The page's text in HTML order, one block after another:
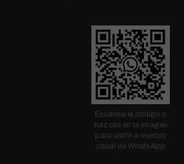
Escanea el código o
haz clic en la imagen
para unirte a nuestro
canal de WhatsApp